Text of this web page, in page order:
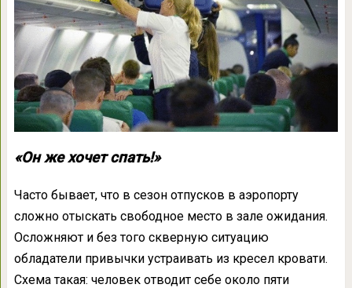
«Он же хочет спать!»
Часто бывает, что в сезон отпусков в аэропорту
сложно отыскать свободное место в зале ожидания.
Осложняют и без того скверную ситуацию
обладатели привычки устраивать из кресел кровати.
Схема такая: человек отводит себе около пяти